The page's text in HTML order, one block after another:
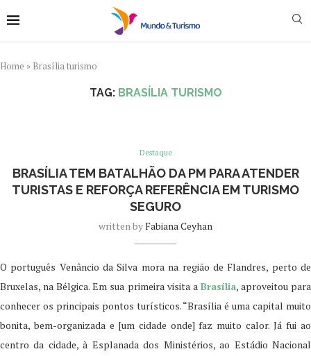
Home » Brasília turismo
TAG: BRASÍLIA TURISMO
Destaque
BRASÍLIA TEM BATALHÃO DA PM PARA ATENDER
TURISTAS E REFORÇA REFERÊNCIA EM TURISMO
SEGURO
written byFabiana Ceyhan
O português Venâncio da Silva mora na região de Flandres, perto de
Bruxelas, na Bélgica. Em sua primeira visita a Brasília, aproveitou para
conhecer os principais pontos turísticos. “Brasília é uma capital muito
bonita, bem-organizada e [um cidade onde] faz muito calor. Já fui ao
centro da cidade, à Esplanada dos Ministérios, ao Estádio Nacional